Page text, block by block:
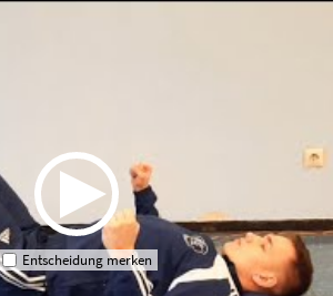
Entscheidung merken